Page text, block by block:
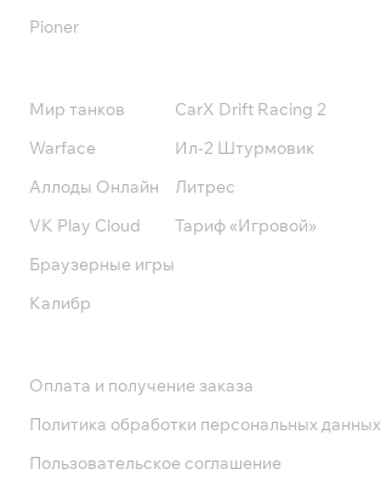
Pioner
Мир танков
Warface
Аллоды Онлайн
VK Play Cloud
Браузерные игры
Калибр
CarX Drift Racing 2
Ил-2 Штурмовик
Литрес
Тариф «Игровой»
Оплата и получение заказа
Политика обработки персональных данных
Пользовательское соглашение